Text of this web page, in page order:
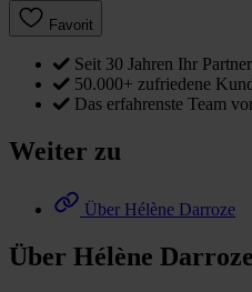
Favorit
Seit 30 Jahren Ihr
50.000+ zufriedene
Das erfahrenste Team
Weiter zu
Über Hélène Darroze
Über Hélène Darroze